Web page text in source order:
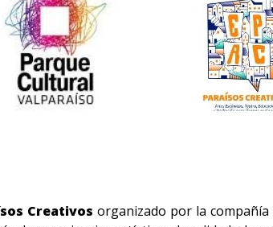
Creativos organizado por la compañía